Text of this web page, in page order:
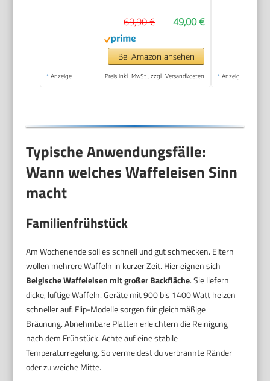
Aufbewahrung,
benutzerfreundlich,
Schwarz/Edelstahl,
FDK261
49,00 €
69,90 €
Bei Amazon ansehen
* Anzeige Preis inkl. MwSt., zzgl. Versandkosten * Anzeige
Typische Anwendungsfälle:
Wann welches Waffeleisen Sinn
macht
Familienfrühstück
Am Wochenende soll es schnell und gut schmecken. Eltern
wollen mehrere Waffeln in kurzer Zeit. Hier eignen sich
Belgische Waffeleisen mit großer Backfläche. Sie liefern
dicke, luftige Waffeln. Geräte mit 900 bis 1400 Watt heizen
schneller auf. Flip-Modelle sorgen für gleichmäßige
Bräunung. Abnehmbare Platten erleichtern die Reinigung
nach dem Frühstück. Achte auf eine stabile
Temperaturregelung. So vermeidest du verbrannte Ränder
oder zu weiche Mitte.